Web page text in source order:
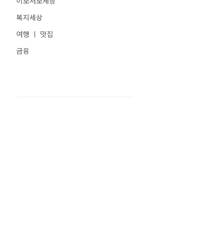
복지세상
여행 ㅣ 맛집
금융